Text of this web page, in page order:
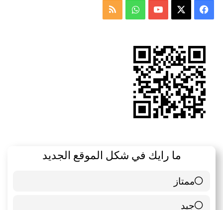
فيسبوك ‫YouTubeواتسابملخص
ما رايك في شكل الموقع الجديد
ممتاز
6 ( 85.71 % )
جيد
0 ( 0 % )